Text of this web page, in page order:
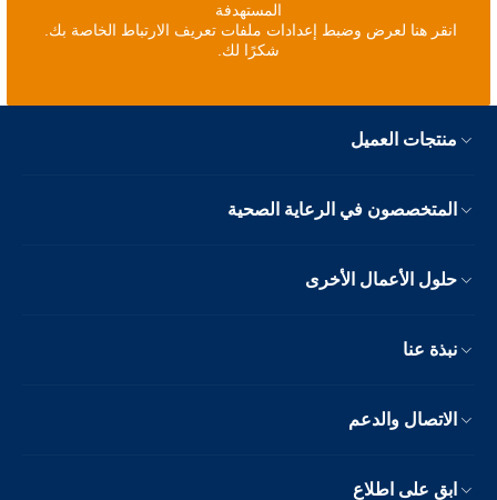
المستهدفة
انقر هنا لعرض وضبط إعدادات ملفات تعريف الارتباط الخاصة بك.
شكرًا لك.
منتجات العميل
المتخصصون في الرعاية الصحية
حلول الأعمال الأخرى
نبذة عنا
الاتصال والدعم
ابق على اطلاع